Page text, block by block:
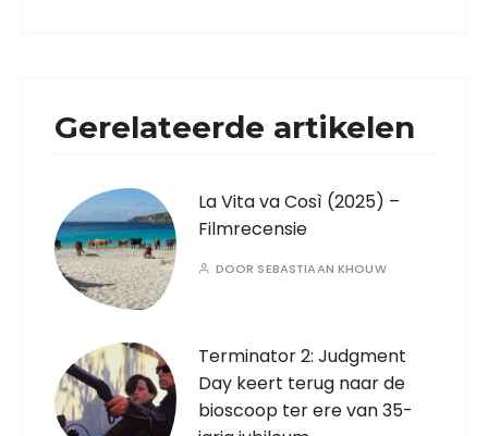
Gerelateerde artikelen
La Vita va Così (2025) –
Filmrecensie
DOOR SEBASTIAAN KHOUW
Terminator 2: Judgment
Day keert terug naar de
bioscoop ter ere van 35-